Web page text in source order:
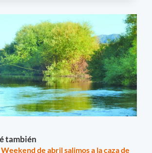
también
Weekend de abril salimos a la caza de